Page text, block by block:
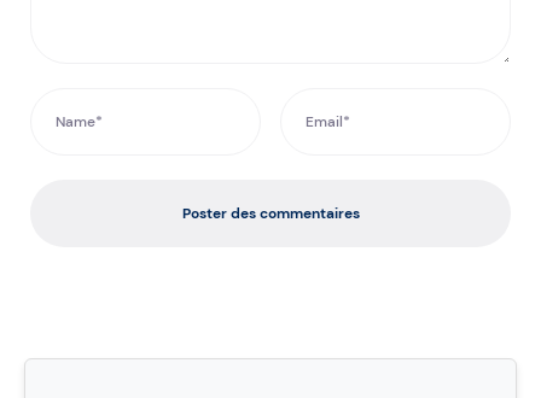
Poster des commentaires